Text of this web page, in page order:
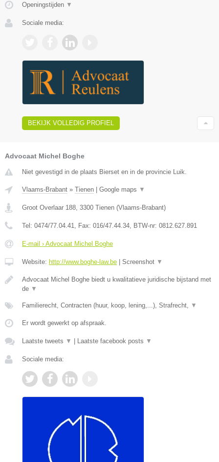
Openingstijden ▼
Sociale media:
BEKIJK VOLLEDIG PROFIEL
Advocaat Michel Boghe
Niet gevestigd in de plaats Bierset en in de provincie Luik.
Vlaams-Brabant » Tienen Google maps ▼
Groot Overlaar 188, 3300 Tienen (Vlaams-Brabant)
Tel: 0474/77.04.41, Fax: 016/47.44.34, BTW-nr: ​0812.627.891
E-mail › Advocaat Michel Boghe
Website: http://www.boghe-law.be Screenshot ▼
Advocaat Michel Boghe biedt u kwalitatieve juridische bijstand met
de ▼
Familierecht, Contracten (huur, koop, lening,...), Strafrecht, ▼
Er wordt gewerkt op afspraak.
Laatste tweets ▼ Laatste facebook posts ▼
Sociale media: